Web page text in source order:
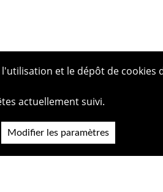
et le dépôt de
actuellement suivi.
Modifier les paramètres